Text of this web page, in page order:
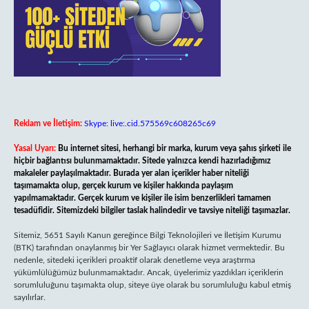
Reklam ve İletişim: Skype: live:.cid.575569c608265c69
Yasal Uyarı: Bu internet sitesi, herhangi bir marka, kurum veya şahıs şirketi ile
hiçbir bağlantısı bulunmamaktadır. Sitede yalnızca kendi hazırladığımız
makaleler paylaşılmaktadır. Burada yer alan içerikler haber niteliği
taşımamakta olup, gerçek kurum ve kişiler hakkında paylaşım
yapılmamaktadır. Gerçek kurum ve kişiler ile isim benzerlikleri tamamen
tesadüfidir. Sitemizdeki bilgiler taslak halindedir ve tavsiye niteliği taşımazlar.
Sitemiz, 5651 Sayılı Kanun gereğince Bilgi Teknolojileri ve İletişim Kurumu
(BTK) tarafından onaylanmış bir Yer Sağlayıcı olarak hizmet vermektedir. Bu
nedenle, sitedeki içerikleri proaktif olarak denetleme veya araştırma
yükümlülüğümüz bulunmamaktadır. Ancak, üyelerimiz yazdıkları içeriklerin
sorumluluğunu taşımakta olup, siteye üye olarak bu sorumluluğu kabul etmiş
sayılırlar.